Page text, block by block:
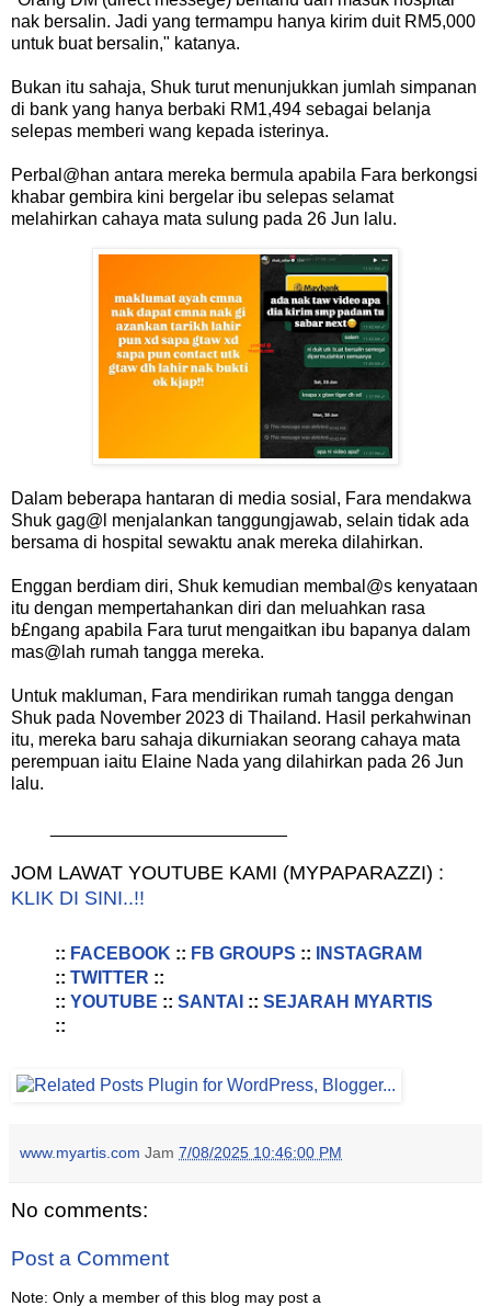
nak bersalin. Jadi yang termampu hanya kirim duit RM5,000
untuk buat bersalin," katanya.
Bukan itu sahaja, Shuk turut menunjukkan jumlah simpanan
di bank yang hanya berbaki RM1,494 sebagai belanja
selepas memberi wang kepada isterinya.
Perbal@han antara mereka bermula apabila Fara berkongsi
khabar gembira kini bergelar ibu selepas selamat
melahirkan cahaya mata sulung pada 26 Jun lalu.
Dalam beberapa hantaran di media sosial, Fara mendakwa
Shuk gag@l menjalankan tanggungjawab, selain tidak ada
bersama di hospital sewaktu anak mereka dilahirkan.
Enggan berdiam diri, Shuk kemudian membal@s kenyataan
itu dengan mempertahankan diri dan meluahkan rasa
b£ngang apabila Fara turut mengaitkan ibu bapanya dalam
mas@lah rumah tangga mereka.
Untuk makluman, Fara mendirikan rumah tangga dengan
Shuk pada November 2023 di Thailand. Hasil perkahwinan
itu, mereka baru sahaja dikurniakan seorang cahaya mata
perempuan iaitu Elaine Nada yang dilahirkan pada 26 Jun
lalu.
JOM LAWAT YOUTUBE KAMI (MYPAPARAZZI) :
KLIK DI SINI..!!
:: FACEBOOK :: FB GROUPS ::
INSTAGRAM
:: TWITTER ::
:: YOUTUBE :: SANTAI :: SEJARAH MYARTIS
::
www.myartis.com Jam 7/08/2025 10:46:00 PM
No comments:
Post a Comment
Note: Only a member of this blog may post a